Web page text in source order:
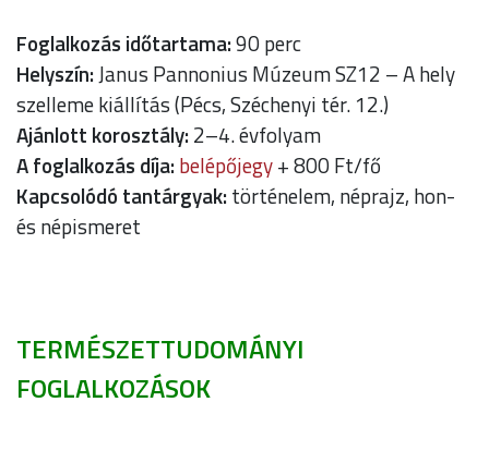
Foglalkozás időtartama:90 perc
Helyszín:Janus Pannonius Múzeum SZ12 – A hely
szelleme kiállítás (Pécs, Széchenyi tér. 12.)
Ajánlott korosztály: 2–4. évfolyam
A foglalkozás díja: belépőjegy+ 800 Ft/fő
Kapcsolódó tantárgyak: történelem, néprajz, hon-
és népismeret
TERMÉSZETTUDOMÁNYI
FOGLALKOZÁSOK